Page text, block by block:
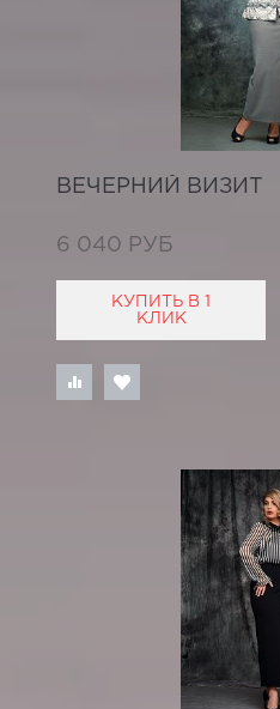
ВЕЧЕРНИЙ ВИЗИТ
6 040 РУБ
КУПИТЬ В 1
КЛИК